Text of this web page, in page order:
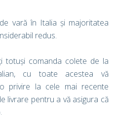
vară în Italia și majoritatea
redus.
totuși comanda colete de la
cu toate acestea vă
privire la cele mai recente
livrare pentru a vă asigura că